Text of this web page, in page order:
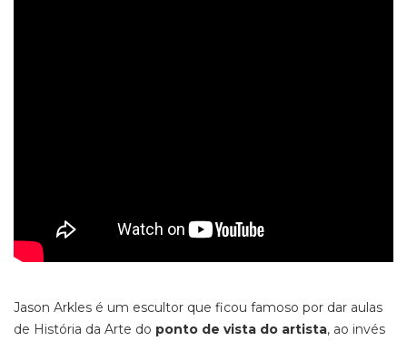
Jason Arkles é um escultor que ficou famoso por dar aulas
de História da Arte do ponto de vista do artista, ao invés